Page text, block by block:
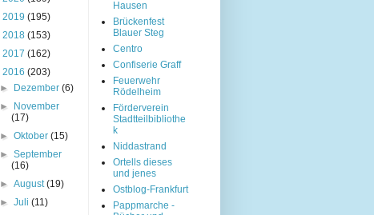
2019 (195)
2018 (153)
2017 (162)
2016 (203)
►
Dezember(6)
►
November
(17)
►Oktober(15)
►September
(16)
►August(19)
►Juli(11)
Hausen
Brückenfest
Blauer Steg
Centro
Confiserie Graff
Feuerwehr
Rödelheim
Förderverein
Stadtteilbibliothe
k
Niddastrand
Ortells dieses
und jenes
Ostblog-Frankfurt
Pappmarche -